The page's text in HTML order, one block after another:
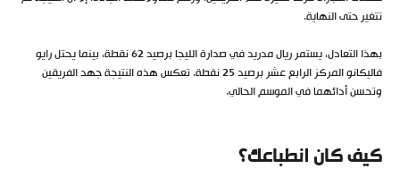
تتغير حتى النهاية.
بهذا التعادل، يستمر ريال مدريد في صدارة الليجا برصيد 62 نقطة، بينما يحتل رايو
فاليكانو المركز الرابع عشر برصيد 25 نقطة. تعكس هذه النتيجة جهد الفريقين
وتحسن أدائهما في الموسم الحالي.
كيف كان انطباعك؟